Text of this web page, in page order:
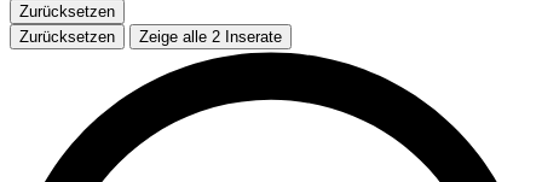
Zurücksetzen
Zurücksetzen
Zeige alle 2 Inserate